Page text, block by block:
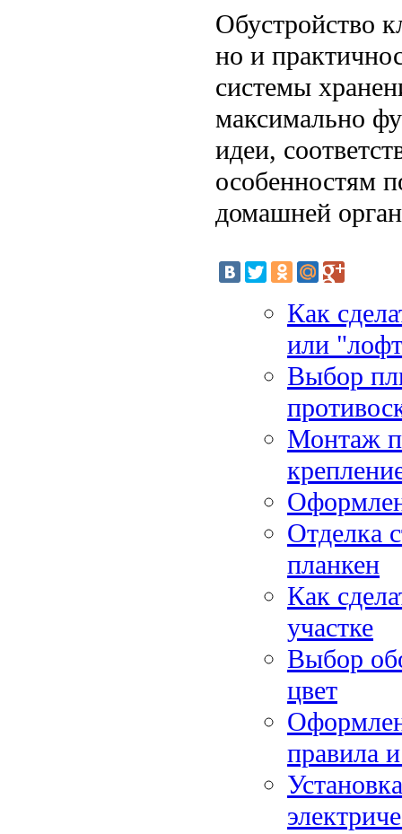
Обустройство
но и
системы
максимально
идеи,
особенностям
домашней
Как
или
Выбор
Монтаж
Отделка
планкен
Как
участке
Выбор
цвет
правила